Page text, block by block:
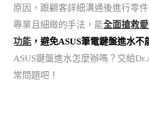
原因，跟顧客詳細溝通後進行零
專業且細緻的手法，能全面搶救
功能 ，避免ASUS筆電鍵盤進水
ASUS鍵盤進水怎麼辦嗎？交給
常問題吧！